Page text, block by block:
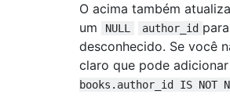
O acima também
um
NULL author_id
desconhecido. Se você
claro que pode adicionar
books.author_id IS NOT